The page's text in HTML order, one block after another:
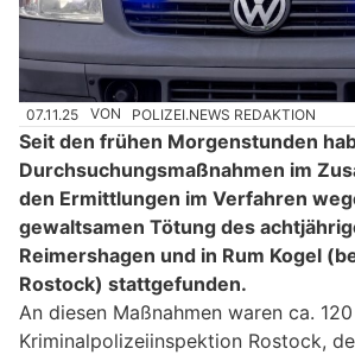
07.11.25 VON POLIZEI.NEWS REDAKTION
Seit den frühen Morgenstunden
Durchsuchungsmaßnahmen im
den Ermittlungen im Verfahren
gewaltsamen Tötung des
Reimershagen und in Rum Kogel
Rostock) stattgefunden.
An diesen Maßnahmen waren ca.
Kriminalpolizeiinspektion Rostock,